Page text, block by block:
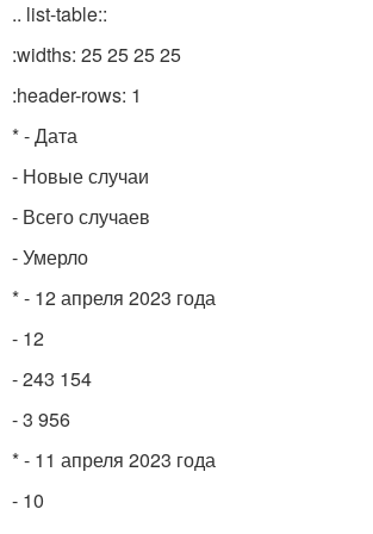
.. list-table::
:widths: 25 25 25 25
:header-rows: 1
* - Дата
- Новые случаи
- Всего случаев
- Умерло
* - 12 апреля 2023 года
- 12
- 243 154
- 3 956
* - 11 апреля 2023 года
- 10